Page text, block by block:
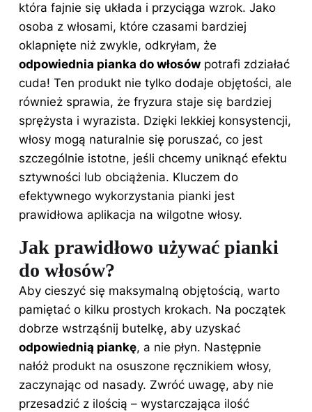
która fajnie się układa i przyciąga wzrok. Jako
osoba z włosami, które czasami bardziej
oklapnięte niż zwykle, odkryłam, że
odpowiednia pianka do włosów potrafi zdziałać
cuda! Ten produkt nie tylko dodaje objętości, ale
również sprawia, że fryzura staje się bardziej
sprężysta i wyrazista. Dzięki lekkiej konsystencji,
włosy mogą naturalnie się poruszać, co jest
szczególnie istotne, jeśli chcemy uniknąć efektu
sztywności lub obciążenia. Kluczem do
efektywnego wykorzystania pianki jest
prawidłowa aplikacja na wilgotne włosy.
Jak prawidłowo używać pianki
do włosów?
Aby cieszyć się maksymalną objętością, warto
pamiętać o kilku prostych krokach. Na początek
dobrze wstrząśnij butelkę, aby uzyskać
odpowiednią piankę, a nie płyn. Następnie
nałóż produkt na osuszone ręcznikiem włosy,
zaczynając od nasady. Zwróć uwagę, aby nie
przesadzić z ilością – wystarczająca ilość